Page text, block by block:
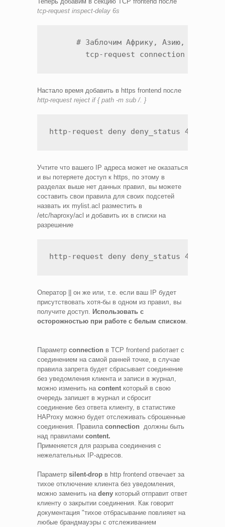
tcp-request inspect-delay 6s
# Заблочим Африку, Азию, Южную/
tcp-request connection reject
Настало время добавить в https frontend после
http-request reject if { path -m sub /. }
http-request deny deny_status 403
Учтите что вашего IP адреса может не оказаться
и вы потеряете доступ к https, по этому в
разделах выше нет данных правил, вы можете
составить свои правила для своих подсетей
назвать их mylist.acl разместить в
/etc/haproxy/acl и добавить их в списки на
разрешение
http-request deny deny_status 403
Оператор || он же или, т.е. если ваш IP будет
присутствовать хотя-бы в одном из правил, вы
получите доступ. Использовать с
осторожностью при работе с белым списком
Параметр connection в TCP frontend работает с
соединением на самой ранней точке, в случае
правила запрета будет сбрасывает соединение
без уведомления клиента и записи в журнал,
можно изменить на content который в свою
очередь запишет в журнал и сбросит
соединение без ответа клиенту, в статистике
HAProxy можно будет отслеживать сброшенные
соединения. Правила connection должны быть
над правилами content.
Применяется для разрыва соединения с
нежелательных IP-адресов.
Параметр silent-drop в http frontend отвечает за
тихое отключение клиента без уведомления,
можно заменить на deny который отправит ответ
клиенту о закрытии соединения. Как говорит
документация "тихое отбрасывание повлияет на
любые брандмауэры с отслеживанием